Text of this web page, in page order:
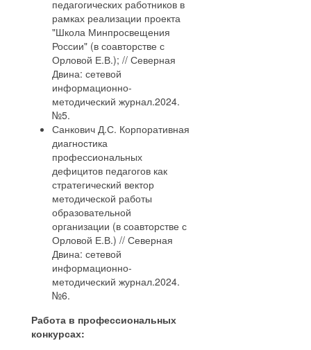
педагогических работников в
рамках реализации проекта
"Школа Минпросвещения
России" (в соавторстве с
Орловой Е.В.); // Северная
Двина: сетевой
информационно-
методический журнал.2024.
№5.
Санкович Д.С. Корпоративная
диагностика
профессиональных
дефицитов педагогов как
стратегический вектор
методической работы
образовательной
организации (в соавторстве с
Орловой Е.В.) // Северная
Двина: сетевой
информационно-
методический журнал.2024.
№6.
Работа в профессиональных
конкурсах: